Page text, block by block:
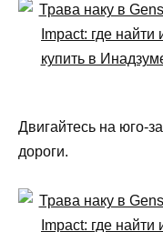
Двигайтесь на юго-
дороги.